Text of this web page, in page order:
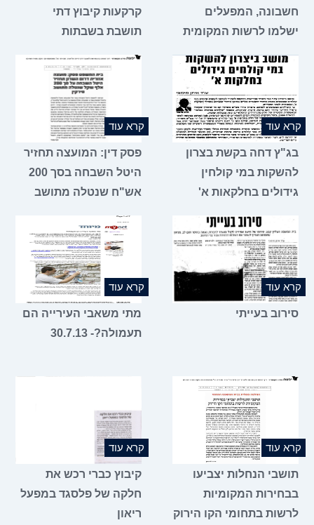
חשבונה, המפעלים
ישלמו לרשות המקומית
קרקעות קיבוץ דתי
תושבת בשבתות
קרא עוד
בג"ץ דחה בקשת בצרון
להשקות במי קולחין
גידולים בחלקאות א'
קרא עוד
פסק דין: המועצה תחזיר
היטל השבחה בסך 200
אש"ח שנטלה מתושב
קרא עוד
סירוב בעייתי
קרא עוד
מתי משאבי העירייה הם
תעמולה?- 30.7.13
קרא עוד
תושבי הנחלות יצביעו
בבחירות המקומיות
לרשות בתחומי הקו הירוק
קרא עוד
קיבוץ כברי רכש את
חלקה של פלסגד במפעל
ריאון